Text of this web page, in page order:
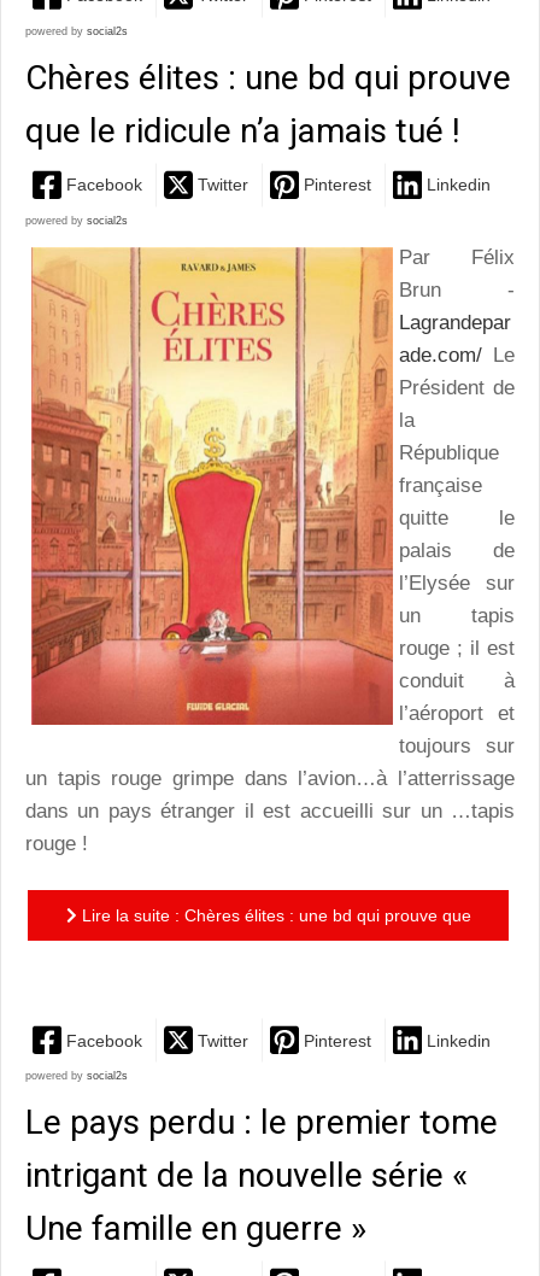
powered by social2s
Chères élites : une bd qui prouve
que le ridicule n’a jamais tué !
Facebook Twitter Pinterest Linkedin
powered by social2s
Par Félix
Brun -
Lagrandepar
ade.com/ Le
Président de
la
République
française
quitte le
palais de
l’Elysée sur
un tapis
rouge ; il est
conduit à
l’aéroport et
toujours sur
un tapis rouge grimpe dans l’avion…à l’atterrissage
dans un pays étranger il est accueilli sur un …tapis
rouge !
Lire la suite : Chères élites : une bd qui prouve que
Facebook Twitter Pinterest Linkedin
powered by social2s
Le pays perdu : le premier tome
intrigant de la nouvelle série «
Une famille en guerre »